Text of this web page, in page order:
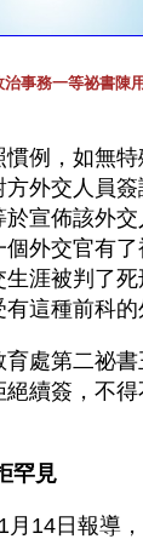
事務一等祕書陳
慣例，如無
外交人員
宣佈該外交
外交官有
涯被判了
這種前科的
處第二祕
續簽，不
罕見
月14日報導